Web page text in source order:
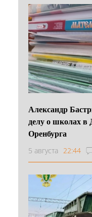
Александр
делу о школах в
Оренбурга
5 августа 22:44